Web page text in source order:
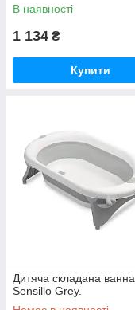
В наявності
1 134 ₴
Купити
Дитяча складана ванна
Sensillo Grey.